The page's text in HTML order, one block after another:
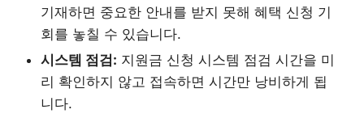
기재하면 중요한 안내를 받지 못해 혜택 신청 기
회를 놓칠 수 있습니다.
시스템 점검: 지원금 신청 시스템 점검 시간을 미
리 확인하지 않고 접속하면 시간만 낭비하게 됩
니다.